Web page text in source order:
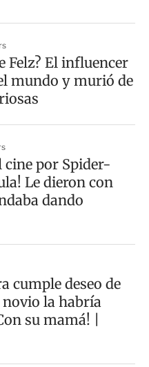
Felz? El influencer
mundo y murió de
cine por Spider-
Le dieron con
dando
cumple deseo de
la habría
su mamá! |